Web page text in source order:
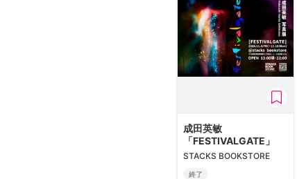
成田英敏
「FESTIVALGATE」
STACKS BOOKSTORE
終了